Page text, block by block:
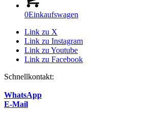
0Einkaufswagen
Link zu X
Link zu Instagram
Link zu Youtube
Link zu Facebook
Schnellkontakt:
WhatsApp
E-Mail